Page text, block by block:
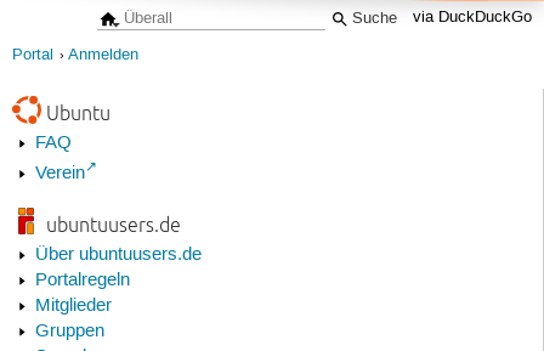
via DuckDuckGo
Portal Anmelden
Ubuntu
FAQ
Verein
ubuntuusers.de
Über ubuntuusers.de
Portalregeln
Mitglieder
Gruppen